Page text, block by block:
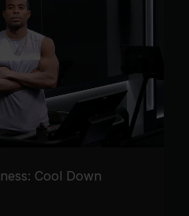
Cool Down